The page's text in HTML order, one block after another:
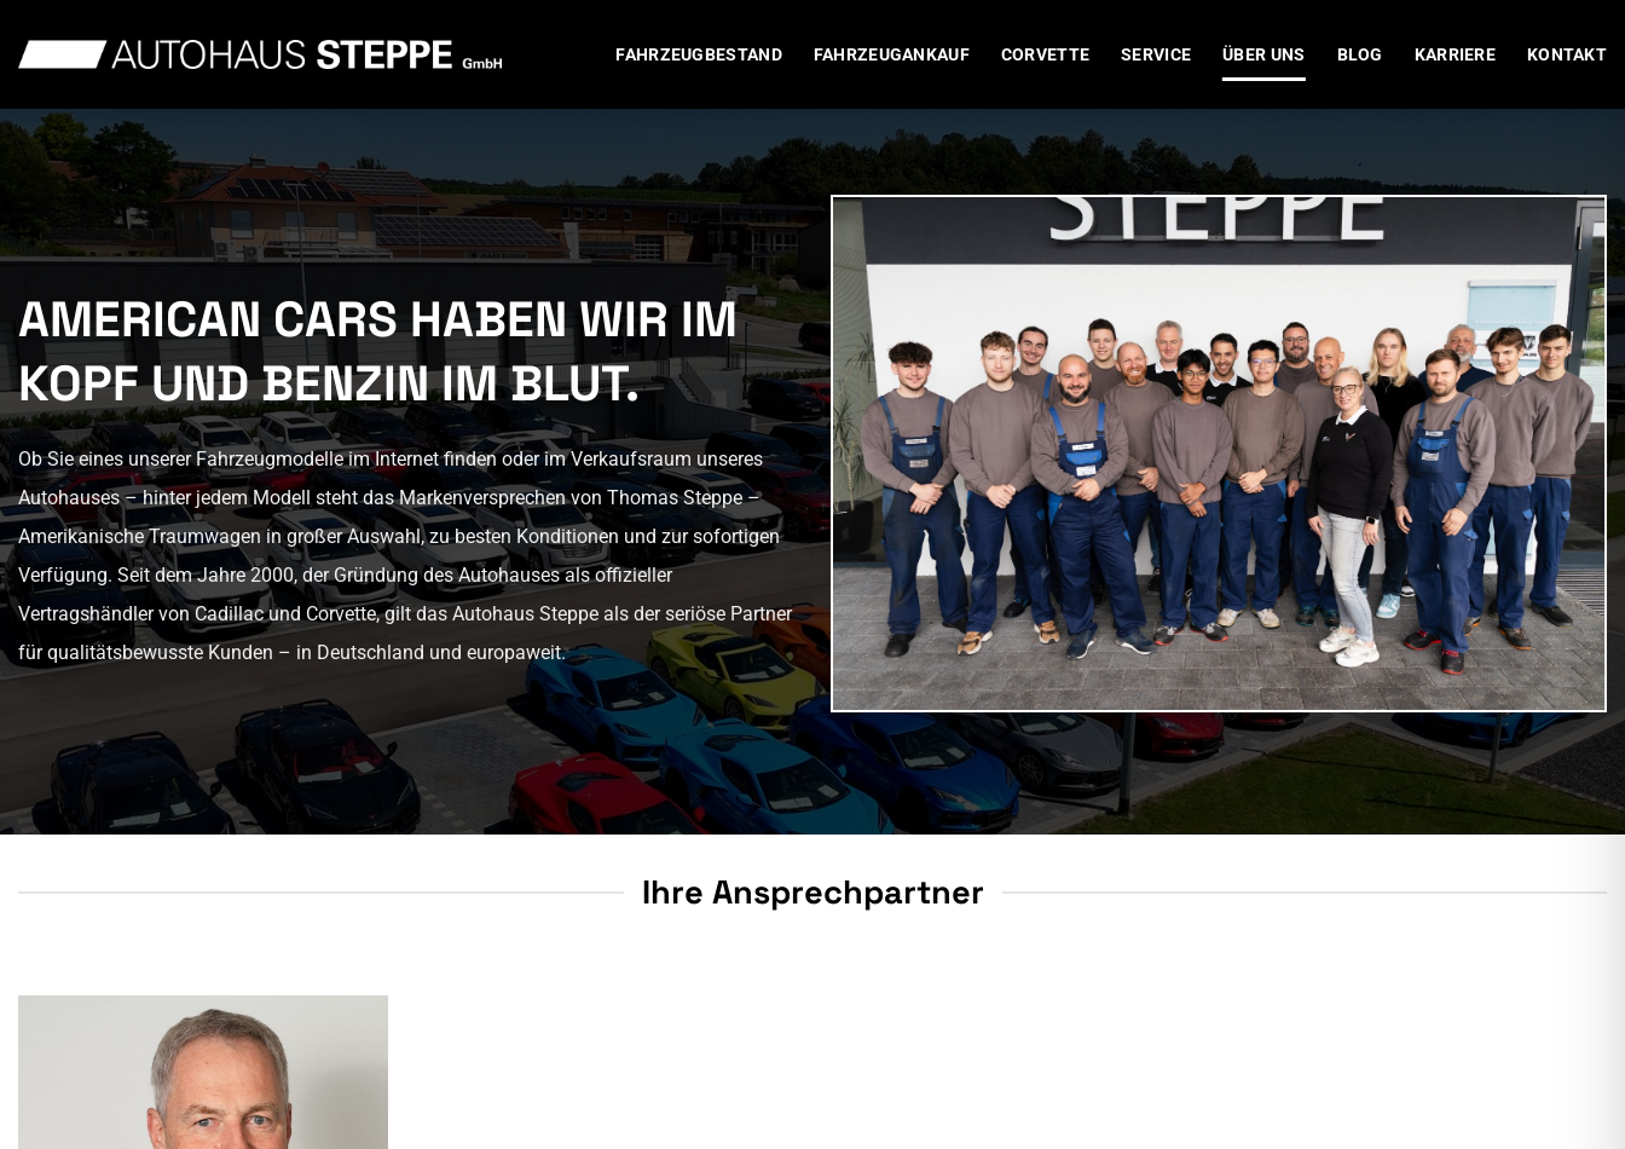
Inhalt
springen
FAHRZEUGBESTAND FAHRZEUGANKAUF CORVETTE SERVICE ÜBER UNS BLOG KARRIERE KONTAKT
AMERICAN CARS HABEN WIR IM
KOPF UND BENZIN IM BLUT.
Ob Sie eines unserer Fahrzeugmodelle im Internet finden oder im Verkaufsraum unseres
Autohauses – hinter jedem Modell steht das Markenversprechen von Thomas Steppe –
Amerikanische Traumwagen in großer Auswahl, zu besten Konditionen und zur sofortigen
Verfügung. Seit dem Jahre 2000, der Gründung des Autohauses als offizieller
Vertragshändler von Cadillac und Corvette, gilt das Autohaus Steppe als der seriöse Partner
für qualitätsbewusste Kunden – in Deutschland und europaweit.
Ihre Ansprechpartner